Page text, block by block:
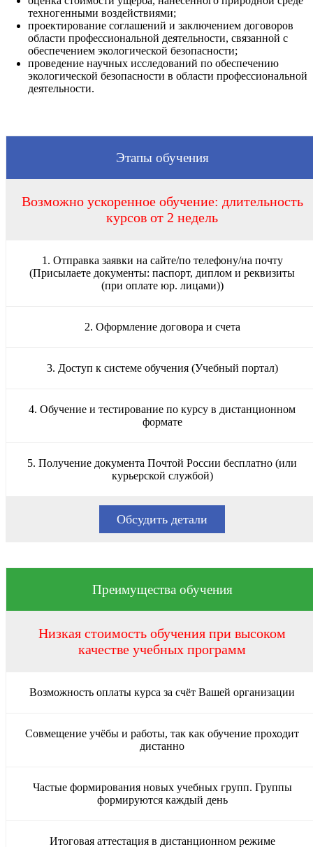
техногенными воздействиями;
проектирование соглашений и заключением договоров
области профессиональной деятельности, связанной с
обеспечением экологической безопасности;
проведение научных исследований по обеспечению
экологической безопасности в области профессиональной
деятельности.
Этапы обучения
Возможно ускоренное обучение: длительность
курсов от 2 недель
1. Отправка заявки на сайте/по телефону/на почту
(Присылаете документы: паспорт, диплом и реквизиты
(при оплате юр. лицами))
2. Оформление договора и счета
3. Доступ к системе обучения (Учебный портал)
4. Обучение и тестирование по курсу в дистанционном
формате
5. Получение документа Почтой России бесплатно (или
курьерской службой)
Обсудить детали
Преимущества обучения
Низкая стоимость обучения при высоком
качестве учебных программ
Возможность оплаты курса за счёт Вашей организации
Совмещение учёбы и работы, так как обучение проходит
дистанно
Частые формирования новых учебных групп. Группы
формируются каждый день
Итоговая аттестация в дистанционном режиме